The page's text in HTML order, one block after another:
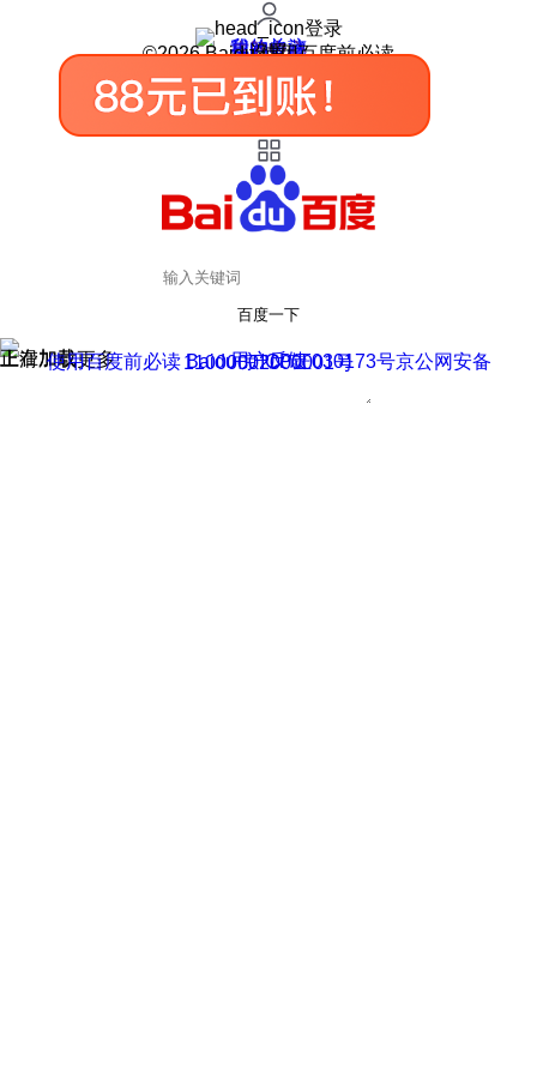
登录
我的关注
我的收藏
皮肤中心
用户反馈
设置
©2026 Baidu 使用百度前必读
百度一下
正在加载
上滑加载更多 用户反馈
使用百度前必读 Baidu 京ICP证030173号
京公网安备11000002000001号